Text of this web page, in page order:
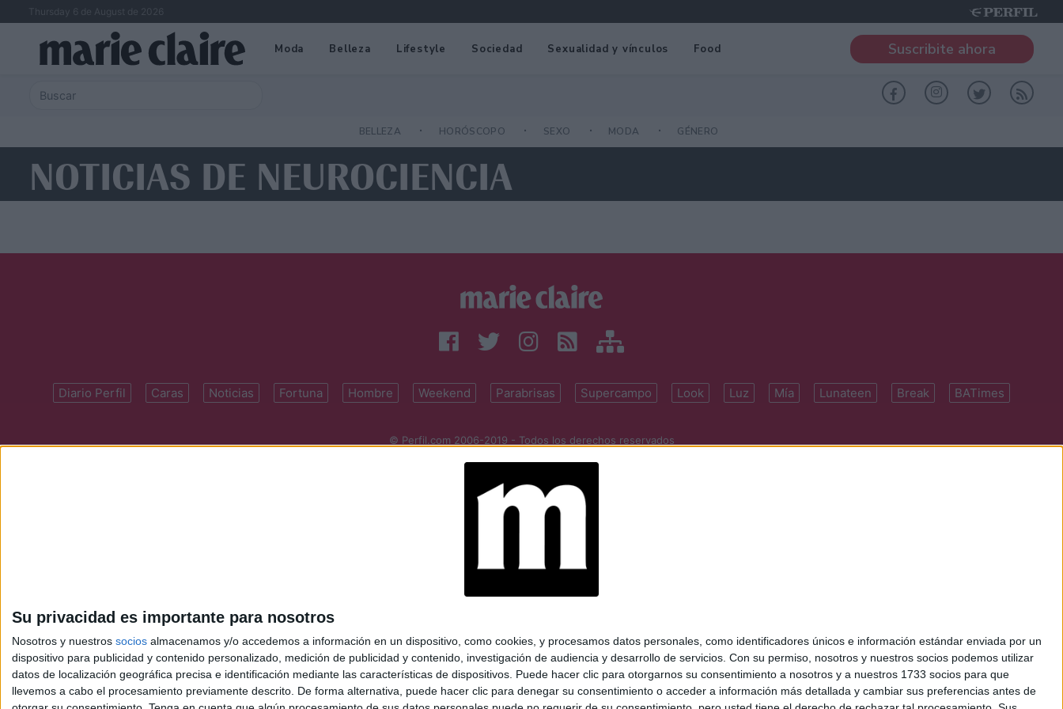
Su privacidad es importante para nosotros
Nosotros y nuestros socios almacenamos y/o accedemos a información en un dispositivo, como cookies, y procesamos datos personales, como identificadores únicos e información estándar enviada por un
dispositivo para publicidad y contenido personalizado, medición de publicidad y contenido, investigación de audiencia y desarrollo de servicios. Con su permiso, nosotros y nuestros socios podemos utilizar
datos de localización geográfica precisa e identificación mediante las características de dispositivos. Puede hacer clic para otorgarnos su consentimiento a nosotros y a nuestros 1733 socios para que
llevemos a cabo el procesamiento previamente descrito. De forma alternativa, puede hacer clic para denegar su consentimiento o acceder a información más detallada y cambiar sus preferencias antes de
Thursday 6 de August de 2026
Moda Belleza Lifestyle Sociedad Sexualidad y vínculos Food Suscribite ahora
BELLEZA HORÓSCOPO SEXO MODA GÉNERO
NOTICIAS DE NEUROCIENCIA
Diario Perfil Caras Noticias Fortuna Hombre Weekend Parabrisas Supercampo Look Luz Mía Lunateen Break BATimes
© Perfil.com 2006-2019 - Todos los derechos reservados
perfilcom@perfil.com| Propietario: Diario Perfil S.A.